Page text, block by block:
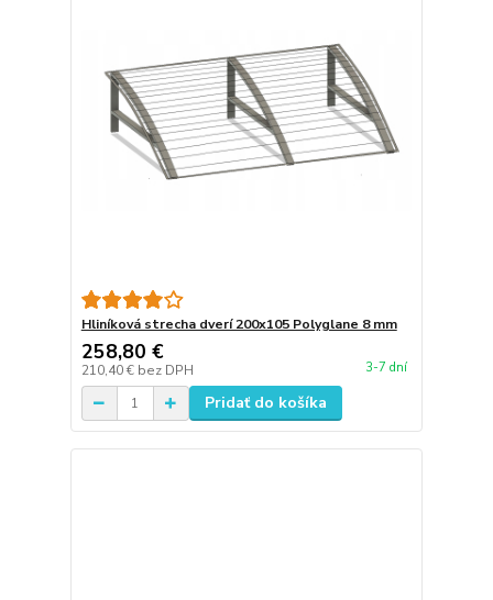
Hliníková strecha dverí 200x105 Polyglane 8 mm
258,80 €
210,40 € bez DPH 3-7 dní
Pridať do košíka